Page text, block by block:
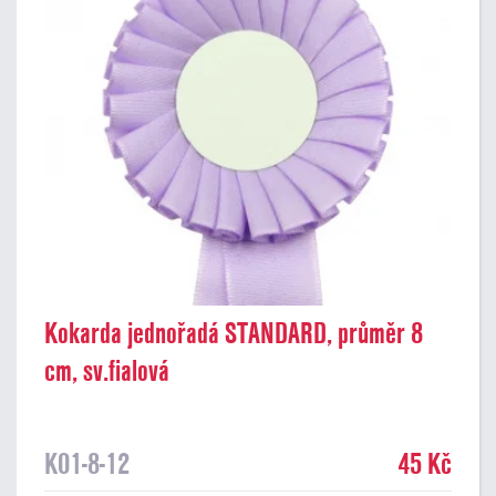
Kokarda jednořadá STANDARD, průměr 8
cm, sv.fialová
K01-8-12 45 Kč